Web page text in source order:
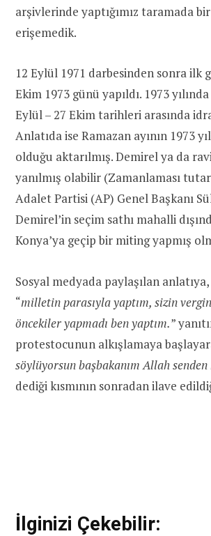
arşivlerinde yaptığımız taramada
erişemedik.
12 Eylül 1971 darbesinden sonra ilk
Ekim 1973 günü yapıldı. 1973
Eylül – 27 Ekim tarihleri arasında
Anlatıda ise Ramazan ayının 1973
olduğu aktarılmış. Demirel ya da
yanılmış olabilir (Zamanlaması
Adalet Partisi (AP) Genel Başkanı
Demirel’in seçim sathı mahalli
Konya’ya geçip bir miting yapmış
Sosyal medyada paylaşılan
“milletin parasıyla yaptım, sizin
öncekiler yapmadı ben yaptım.”
protestocunun alkışlamaya
söylüyorsun başbakanım Allah senden
dediği kısmının sonradan ilave
İlginizi Çekebilir: